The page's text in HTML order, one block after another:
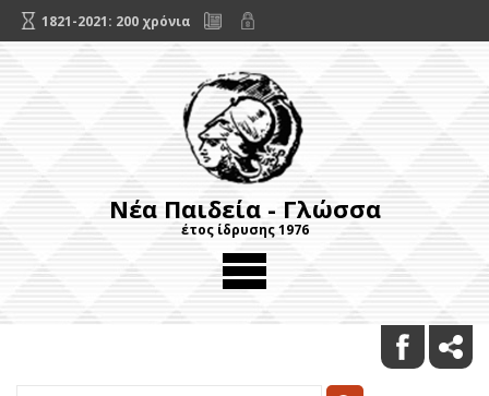
1821-2021: 200 χρόνια
Νέα Παιδεία - Γλώσσα
έτος ίδρυσης 1976